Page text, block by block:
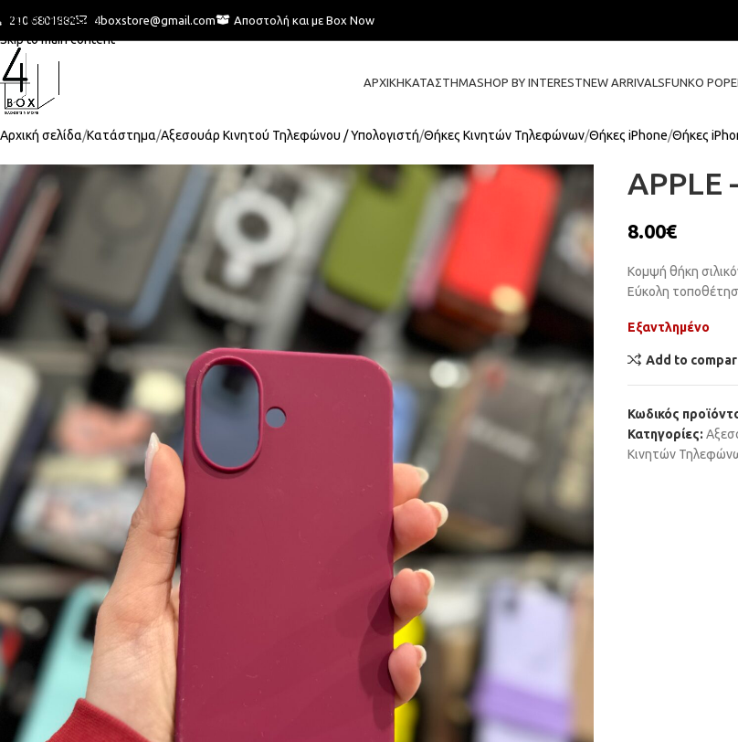
Skip to navigation
Skip to main content
210 6801882 4boxstore@gmail.com Αποστολή και με Box Now
ΑΡΧΙΚΉΚΑΤΆΣΤΗΜΑSHOP BY INTERESTNEW ARRIVALSFUNKO POP
Αρχική σελίδα Κατάστημα Αξεσουάρ Κινητού Τηλεφώνου / Υπολογιστή Θήκες Κινητών Τηλεφώνων Θήκες iPhone Θήκες
APPLE
8.00€
Κομψή θήκη
Εύκολη
Εξαντλημένο
Add to
Κωδικός
Κατηγορίες:
Κινητών